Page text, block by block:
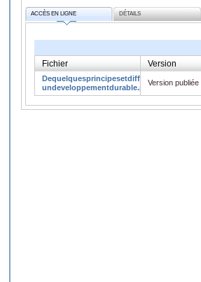
ACCÈS EN LIGNE DÉTAILS
Fichier Version
Dequelquesprincipesetdifficultesd
undeveloppementdurable.pdf
Version publiée